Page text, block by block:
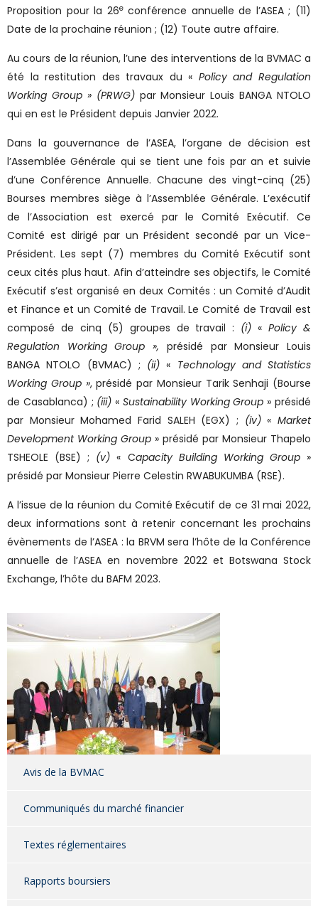
Proposition pour la 26econférence annuelle de l’ASEA ; (11)
Date de la prochaine réunion ; (12) Toute autre affaire.
Au cours de la réunion, l’une des interventions de la BVMAC a
été la restitution des travaux du « Policy and Regulation
Working Group » (PRWG)par Monsieur Louis BANGA NTOLO
qui en est le Président depuis Janvier 2022.
Dans la gouvernance de l’ASEA, l’organe de décision est
l’Assemblée Générale qui se tient une fois par an et suivie
d’une Conférence Annuelle. Chacune des vingt-cinq (25)
Bourses membres siège à l’Assemblée Générale. L’exécutif
de l’Association est exercé par le Comité Exécutif. Ce
Comité est dirigé par un Président secondé par un Vice-
Président. Les sept (7) membres du Comité Exécutif sont
ceux cités plus haut. Afin d’atteindre ses objectifs, le Comité
Exécutif s’est organisé en deux Comités : un Comité d’Audit
et Finance et un Comité de Travail. Le Comité de Travail est
composé de cinq (5) groupes de travail : (i) «Policy &
Regulation Working Group », présidé par Monsieur Louis
BANGA NTOLO (BVMAC) ; (ii) « Technology and Statistics
Working Group », présidé par Monsieur Tarik Senhaji (Bourse
de Casablanca) ; (iii) « Sustainability Working Group » présidé
par Monsieur Mohamed Farid SALEH (EGX) ; (iv)«Market
Development Working Group » présidé par Monsieur Thapelo
TSHEOLE (BSE) ; (v) « Capacity Building Working Group»
présidé par Monsieur Pierre Celestin RWABUKUMBA (RSE).
A l’issue de la réunion du Comité Exécutif de ce 31 mai 2022,
deux informations sont à retenir concernant les prochains
évènements de l’ASEA : la BRVM sera l’hôte de la Conférence
annuelle de l’ASEA en novembre 2022 et Botswana Stock
Exchange, l’hôte du BAFM 2023.
Avis de la BVMAC
Communiqués du marché financier
Textes réglementaires
Rapports boursiers